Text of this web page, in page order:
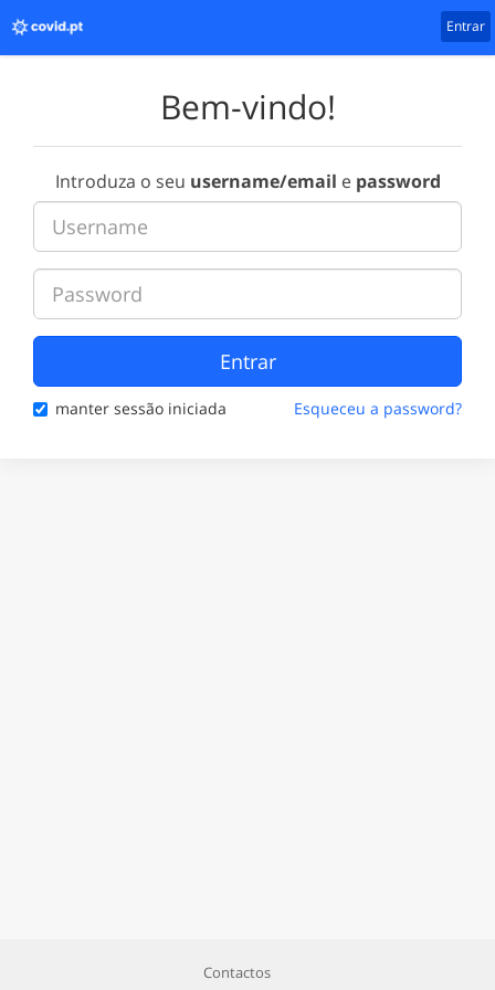
Entrar
Bem-vindo!
Introduza o seu username/email e password
Entrar
manter sessão iniciada Esqueceu a password?
Contactos